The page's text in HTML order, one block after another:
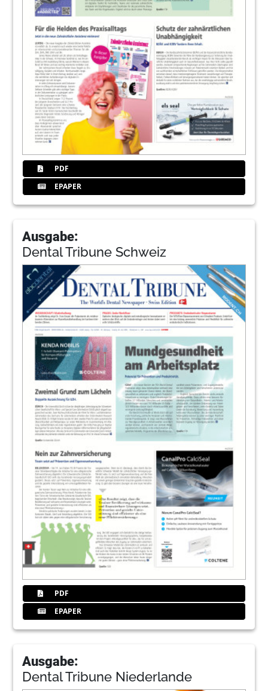
PDF
EPAPER
Ausgabe:
Dental Tribune Schweiz
PDF
EPAPER
Ausgabe:
Dental Tribune Niederlande